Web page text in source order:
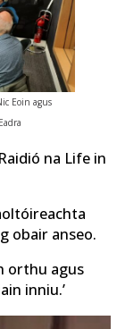
Eoin agus
na Life in
obair anseo.
orthu agus
inniu.’